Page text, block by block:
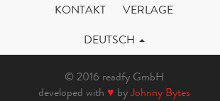
KONTAKT
VERLAGE
DEUTSCH
© 2016 readfy GmbH
developed with ♥ byJohnny Bytes